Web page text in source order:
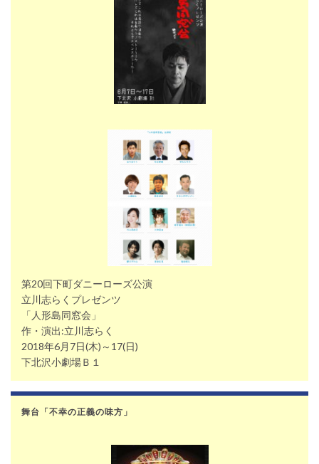
第20回下町ダニーローズ公演
立川志らくプレゼンツ
「人形島同窓会」
作・演出:立川志らく
2018年6月7日(木)～17(日)
下北沢小劇場Ｂ１
舞台「不幸の正義の味方」